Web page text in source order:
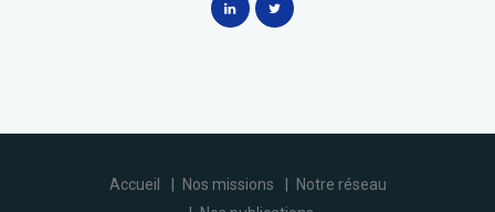
Accueil Nos missions
Notre réseau